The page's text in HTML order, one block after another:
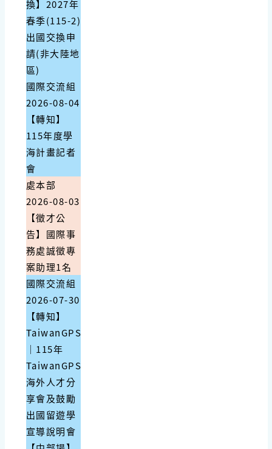
換】2027年
春季(115-2)
出國交換申
請(非大陸地
區)
國際交流組
2026-08-04
【轉知】
115年度學
海計畫記者
會
處本部
2026-08-03
【徵才公
告】國際事
務處誠徵專
案助理1名
國際交流組
2026-07-30
【轉知】
TaiwanGPS
｜115年
TaiwanGPS
海外人才分
享會及鼓勵
出國留遊學
宣導說明會